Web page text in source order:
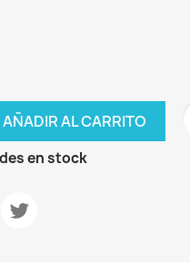
AÑADIR AL CARRITO
en stock